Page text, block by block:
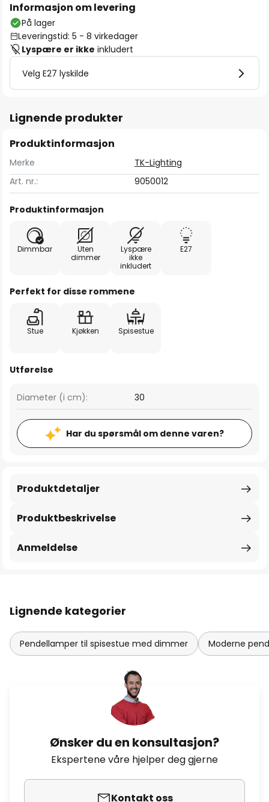
Informasjon om levering
På lager
Leveringstid: 5 - 8 virkedager
Lyspære er ikke inkludert
Velg E27 lyskilde
Lignende produkter
Produktinformasjon
Merke
TK-Lighting
Art. nr.:
9050012
Produktinformasjon
Dimmbar
Uten
dimmer
Lyspære
ikke
inkludert
E27
Perfekt for disse rommene
Stue Kjøkken Spisestue
Utførelse
Diameter (i cm): 30
Har du spørsmål om denne varen?
Produktbeskrivelse
Produktdetaljer
Anmeldelse
Lignende kategorier
Pendellamper til spisestue med dimmer Moderne
Ønsker du en konsultasjon?
Ekspertene våre hjelper deg gjerne
Kontakt oss